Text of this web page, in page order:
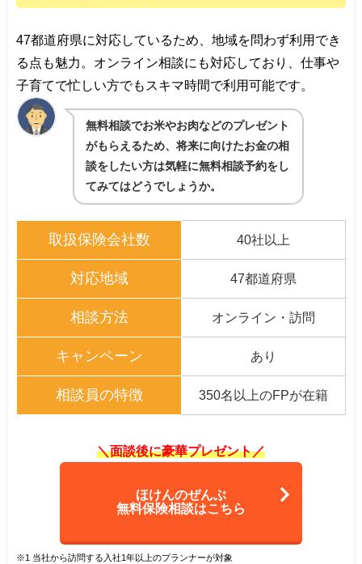
47都道府県に対応しているため、地域を問わず利用でき
る点も魅力。オンライン相談にも対応しており、仕事や
子育てで忙しい方でもスキマ時間で利用可能です。
無料相談でお米やお肉などのプレゼント
がもらえるため、将来に向けたお金の相
談をしたい方は気軽に無料相談予約をし
てみてはどうでしょうか。
取扱保険会社数 40社以上
対応地域 47都道府県
相談方法 オンライン・訪問
キャンペーン あり
相談員の特徴 350名以上のFPが在籍
＼面談後に豪華プレゼント／
ほけんのぜんぶ
無料保険相談はこちら
※1 当社から訪問する入社1年以上のプランナーが対象